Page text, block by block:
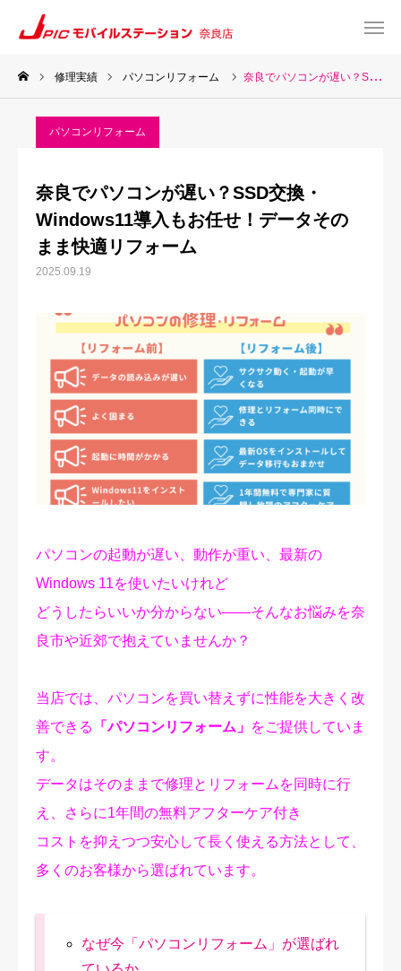
修理実績 パソコンリフォーム 奈良でパソコンが遅い？SSD交換・Windows11導入もお任せ！データそのまま快適リフォーム
パソコンリフォーム
奈良でパソコンが遅い？SSD交換・
Windows11導入もお任せ！データその
まま快適リフォーム
2025.09.19
パソコンの起動が遅い、動作が重い、最新の
Windows 11を使いたいけれど
どうしたらいいか分からない――そんなお悩みを奈
良市や近郊で抱えていませんか？
当店では、パソコンを買い替えずに性能を大きく改
善できる
「パソコンリフォーム」 をご提供していま
す。
データはそのままで修理とリフォームを同時に行
え、さらに1年間の無料アフターケア付き
コストを抑えつつ安心して長く使える方法として、
多くのお客様から選ばれています。
なぜ今「パソコンリフォーム」が選ばれ
web予約
TOP
サービス一覧
修理料金表
修理実績
ご予約・お問合せ